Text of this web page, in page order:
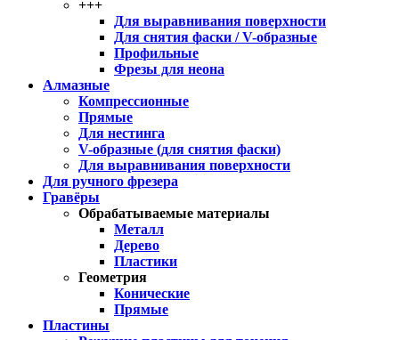
+++
Для выравнивания поверхности
Для снятия фаски / V-образные
Профильные
Фрезы для неона
Алмазные
Компрессионные
Прямые
Для нестинга
V-образные (для снятия фаски)
Для выравнивания поверхности
Для ручного фрезера
Гравёры
Обрабатываемые материалы
Металл
Дерево
Пластики
Геометрия
Конические
Прямые
Пластины